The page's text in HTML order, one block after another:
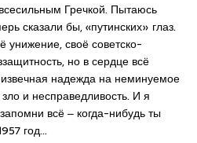
Гречкой. Пытаюсь
сказали бы, «путинских» глаз.
своё советско-
но в сердце всё
надежда на неминуемое
и несправедливость. И я
всё ‒ когда-нибудь ты
год…